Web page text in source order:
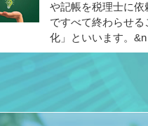
や記帳を税理士に依
ですべて終わらせ
化」といいます。